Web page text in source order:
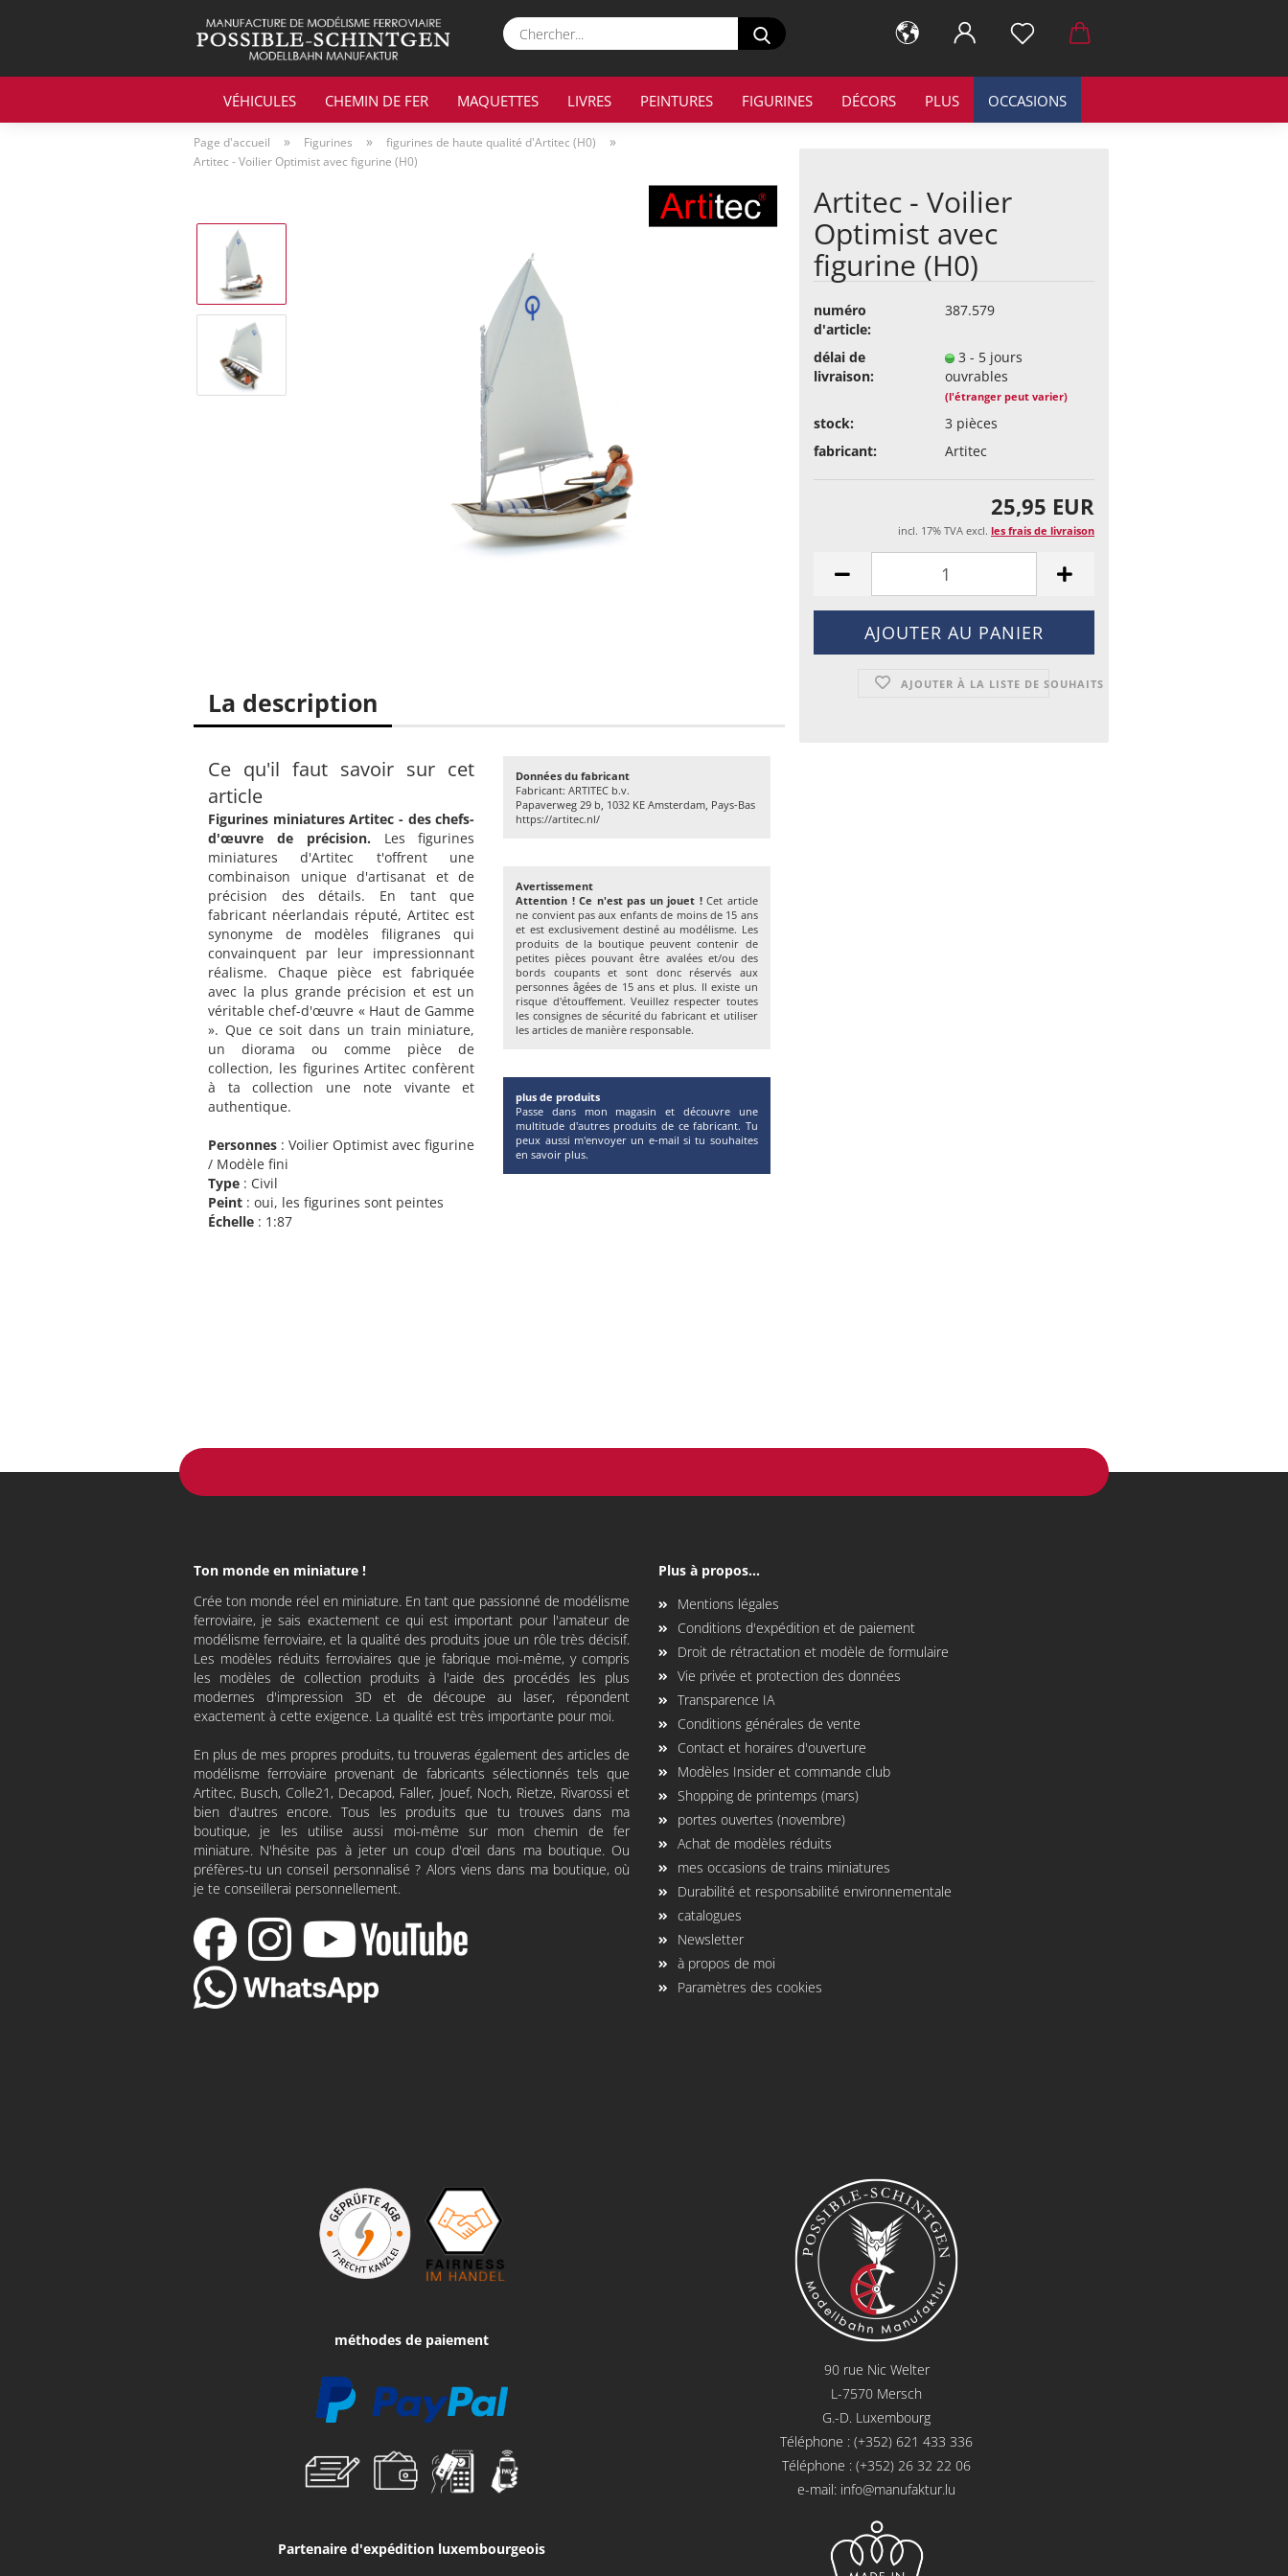
Chercher...
VÉHICULES CHEMIN DE FER MAQUETTES LIVRES PEINTURES FIGURINES DÉCORS OCCASIONS
PLUS
Page d'accueil » Figurines » figurines de haute qualité d'Artitec (H0) »
Artitec - Voilier Optimist avec figurine (H0)
Artitec - Voilier
Optimist avec
figurine (H0)
numéro
d'article:
387.579
délai de
livraison:
3 - 5 jours
ouvrables
(l'étranger peut varier)
stock: 3 pièces
fabricant:
Artitec
25,95 EUR
incl. 17% TVA excl. les frais de livraison
AJOUTER À LA LISTE DE SOUHAITS
La description
Ce qu'il faut savoir sur cet
article
Figurines miniatures Artitec - des chefs-
d'œuvre de précision. Les figurines
miniatures d'Artitec t'offrent une
combinaison unique d'artisanat et de
précision des détails. En tant que
fabricant néerlandais réputé, Artitec est
synonyme de modèles filigranes qui
convainquent par leur impressionnant
réalisme. Chaque pièce est fabriquée
avec la plus grande précision et est un
véritable chef-d'œuvre « Haut de Gamme
». Que ce soit dans un train miniature,
un diorama ou comme pièce de
collection, les figurines Artitec confèrent
à ta collection une note vivante et
authentique.
Personnes : Voilier Optimist avec figurine
/ Modèle fini
Type : Civil
Peint : oui, les figurines sont peintes
Échelle : 1:87
Données du fabricant
Fabricant: ARTITEC b.v.
Papaverweg 29 b, 1032 KE Amsterdam, Pays-Bas
https://artitec.nl/
Avertissement
Attention ! Ce n'est pas un jouet !Cet article
ne convient pas aux enfants de moins de 15 ans
et est exclusivement destiné au modélisme. Les
produits de la boutique peuvent contenir de
petites pièces pouvant être avalées et/ou des
bords coupants et sont donc réservés aux
personnes âgées de 15 ans et plus. Il existe un
risque d'étouffement. Veuillez respecter toutes
les consignes de sécurité du fabricant et utiliser
les articles de manière responsable.
plus de produits
Passe dans mon magasin et découvre une
multitude d'autres produits de ce fabricant. Tu
peux aussi m'envoyer un e-mail si tu souhaites
en savoir plus.
Ton monde en miniature !
Crée ton monde réel en miniature. En tant que passionné de modélisme
ferroviaire, je sais exactement ce qui est important pour l'amateur de
modélisme ferroviaire, et la qualité des produits joue un rôle très décisif.
Les modèles réduits ferroviaires que je fabrique moi-même, y compris
les modèles de collection produits à l'aide des procédés les plus
modernes d'impression 3D et de découpe au laser, répondent
exactement à cette exigence. La qualité est très importante pour moi.
En plus de mes propres produits, tu trouveras également des articles de
modélisme ferroviaire provenant de fabricants sélectionnés tels que
Artitec, Busch, Colle21 , Decapod, Faller, Jouef, Noch, Rietze, Rivarossi et
bien d'autres encore. Tous les produits que tu trouves dans ma
boutique, je les utilise aussi moi-même sur mon chemin de fer
miniature. N'hésite pas à jeter un coup d'œil dans ma boutique. Ou
préfères-tu un conseil personnalisé ? Alors viens dans ma boutique, où
je te conseillerai personnellement.
Plus à propos...
Mentions légales
Conditions d'expédition et de paiement
Droit de rétractation et modèle de formulaire
Vie privée et protection des données
Transparence IA
Conditions générales de vente
Contact et horaires d'ouverture
Modèles Insider et commande club
Shopping de printemps (mars)
portes ouvertes (novembre)
Achat de modèles réduits
mes occasions de trains miniatures
Durabilité et responsabilité environnementale
catalogues
Newsletter
à propos de moi
Paramètres des cookies
méthodes de paiement
Partenaire d'expédition luxembourgeois
90 rue Nic Welter
L-7570 Mersch
G.-D. Luxembourg
Téléphone : (+352) 621 433 336
Téléphone : (+352) 26 32 22 06
e-mail: info@manufaktur.lu